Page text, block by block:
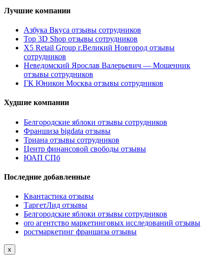
Лучшие компании
Азбука Вкуса отзывы сотрудников
Top 3D Shop отзывы сотрудников
X5 Retail Group г.Великий Новгород отзывы
сотрудников
Неведомский Ярослав Валерьевич — Мошенник
отзывы сотрудников
ГК Юникон Москва отзывы сотрудников
Худшие компании
Белгородские яблоки отзывы сотрудников
Франшиза bigdata отзывы
Триана отзывы сотрудников
Центр финансовой свободы отзывы
ЮАП СПб
Последние добавленные
Квантастика отзывы
ТаргетЛид отзывы
Белгородские яблоки отзывы сотрудников
oro агентство маркетинговых исследований отзывы
ростмаркетинг франшиза отзывы
x